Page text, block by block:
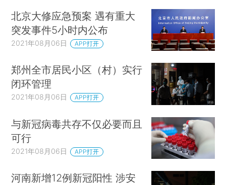
北京大修应急预案 遇有重大
突发事件5小时内公布
2021年08月06日 APP打开
郑州全市居民小区（村）实行
闭环管理
2021年08月06日 APP打开
与新冠病毒共存不仅必要而且
可行
2021年08月06日 APP打开
河南新增12例新冠阳性 涉安